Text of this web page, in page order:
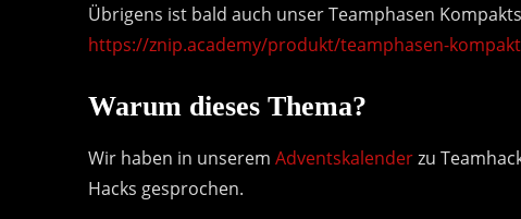
Übrigens ist bald auch unser Teamphasen
https://znip.academy/produkt/teamphasen-kompakt
Warum dieses Thema?
Wir haben in unserem Adventskalenderzu
Hacks gesprochen.